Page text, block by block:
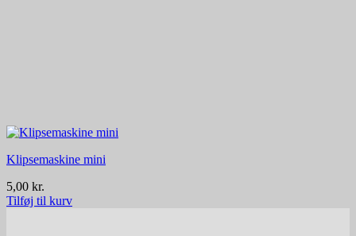
Klipsemaskine mini
5,00 kr.
Tilføj til kurv